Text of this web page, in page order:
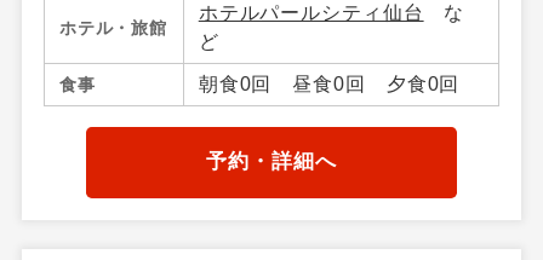
その他、山形県／山形市内・
山形蔵王・上山・赤湯温泉・
米沢・山形県その他、福島県
／福島市内・飯坂温泉・会津
若松・東山・芦ノ牧・喜多
方・熱塩温泉・磐梯高原・土
湯・高湯温泉周辺・郡山・福
ホテル・旅館
ホテルパールシティ仙台
な
ど
食事 朝食0回 昼食0回 夕食0回
予約・詳細へ